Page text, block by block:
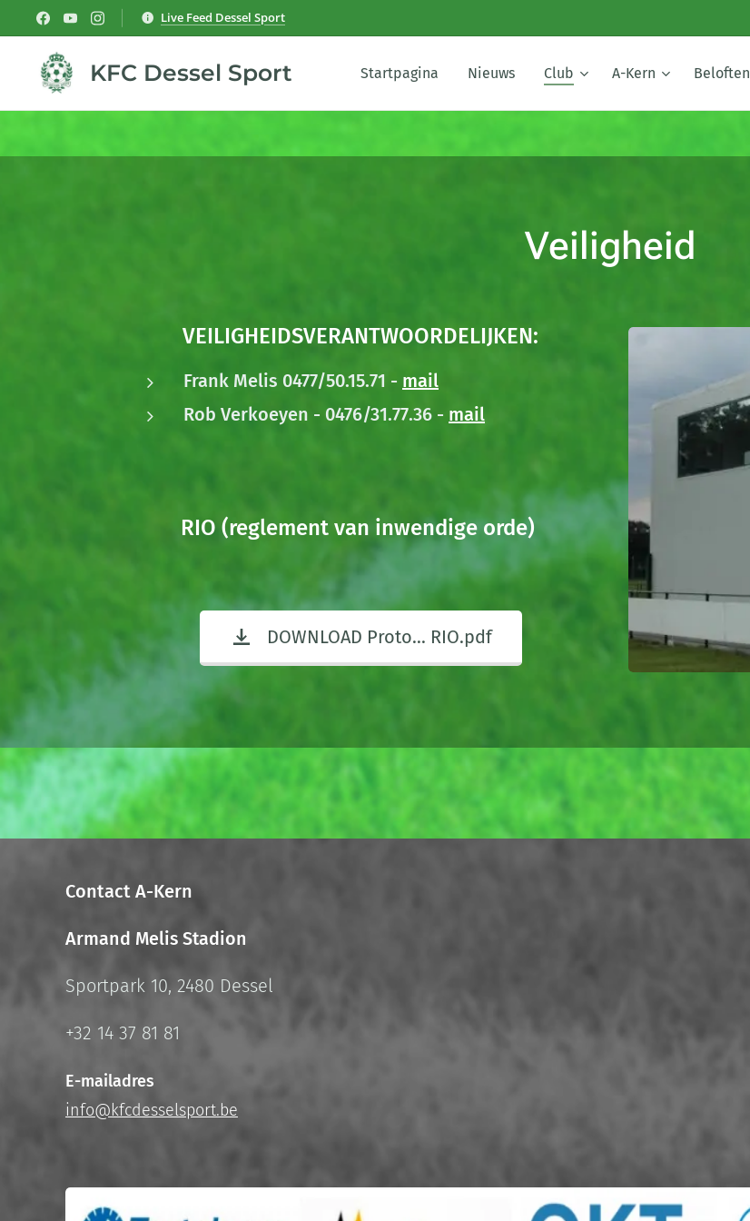
Live Feed Dessel Sport
KFC Dessel Sport Startpagina Nieuws Club A-Kern Beloften
Veiligheid
VEILIGHEIDSVERANTWOORDELIJKEN:
Frank Melis 0477/50.15.71 - mail
Rob Verkoeyen - 0476/31.77.36 - mail
RIO (reglement van inwendige orde)
DOWNLOAD Proto... RIO.pdf
Contact A-Kern
Armand Melis Stadion
Sportpark 10, 2480 Dessel
+32 14 37 81 81
E-mailadres
info@kfcdesselsport.be